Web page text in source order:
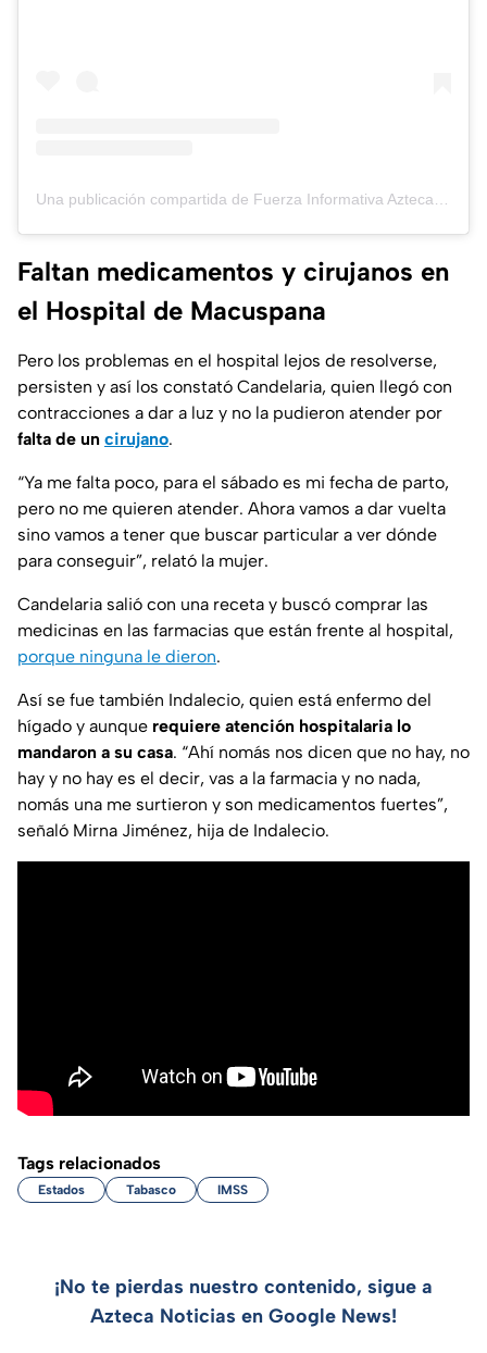
Una publicación compartida de Fuerza Informativa Azteca (@aztecanoticias)
Faltan medicamentos y cirujanos en
el Hospital de Macuspana
Pero los problemas en el hospital lejos de resolverse,
persisten y así los constató Candelaria, quien llegó con
contracciones a dar a luz y no la pudieron atender por
falta de un cirujano.
“Ya me falta poco, para el sábado es mi fecha de parto,
pero no me quieren atender. Ahora vamos a dar vuelta
sino vamos a tener que buscar particular a ver dónde
para conseguir”, relató la mujer.
Candelaria salió con una receta y buscó comprar las
medicinas en las farmacias que están frente al hospital,
porque ninguna le dieron.
Así se fue también Indalecio, quien está enfermo del
hígado y aunque requiere atención hospitalaria lo
mandaron a su casa. “Ahí nomás nos dicen que no hay, no
hay y no hay es el decir, vas a la farmacia y no nada,
nomás una me surtieron y son medicamentos fuertes”,
señaló Mirna Jiménez, hija de Indalecio.
Tags relacionados
Estados Tabasco IMSS
¡No te pierdas nuestro contenido, sigue a
Azteca Noticias en Google News!